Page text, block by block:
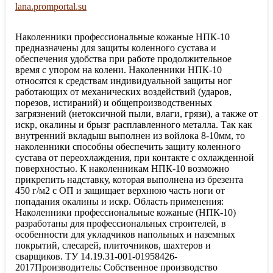
lana.promportal.su
Наколенники профессиональные кожаные НПК-10
предназначены для защиты коленного сустава и
обеспечения удобства при работе продолжительное
время с упором на колени. Наколенники НПК-10
относятся к средствам индивидуальной защиты ног
работающих от механических воздействий (ударов,
порезов, истираний) и общепроизводственных
загрязнений (нетоксичной пыли, влаги, грязи), а также от
искр, окалины и брызг расплавленного металла. Так как
внутренний вкладыш выполнен из войлока 8-10мм, то
наколенники способны обеспечить защиту коленного
сустава от переохлаждения, при контакте с охлажденной
поверхностью. К наколенникам НПК-10 возможно
прикрепить надставку, которая выполнена из брезента
450 г/м2 с ОП и защищает верхнюю часть ноги от
попадания окалины и искр. Область применения:
Наколенники профессиональные кожаные (НПК-10)
разработаны для профессиональных строителей, в
особенности для укладчиков напольных и наземных
покрытий, слесарей, плиточников, шахтеров и
сварщиков. ТУ 14.19.31-001-01958426-
2017Производитель: Собственное производство